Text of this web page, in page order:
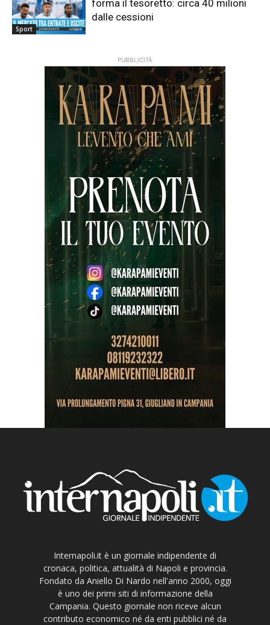
Sport
forma il tesoretto: circa 40 milioni
dalle cessioni
PUBBLICITÀ
Internapoli.it è un giornale indipendente di
cronaca, politica, attualità di Napoli e provincia.
Fondato da Aniello Di Nardo nell'anno 2000, oggi
è uno dei primi siti di informazione della
Campania. Questo giornale non riceve alcun
contributo economico né da enti pubblici né da